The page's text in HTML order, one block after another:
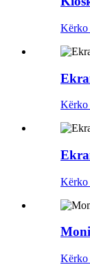
Kërko
Kërko
Kërko
Kërko